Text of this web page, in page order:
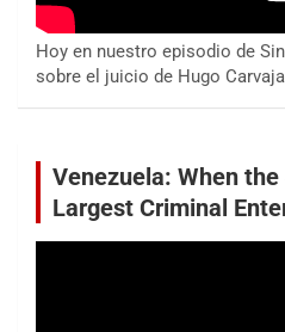
Hoy en nuestro episodio de
sobre el juicio de Hugo
Venezuela: When
Largest Criminal